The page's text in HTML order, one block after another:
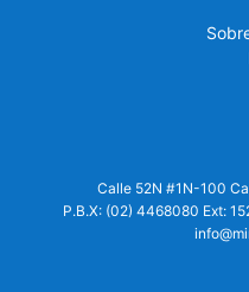
Calle 52N #1N-100
P.B.X: (02) 4468080 Ext: